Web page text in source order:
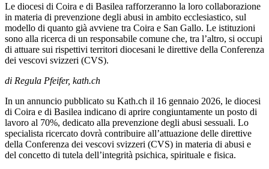
Le diocesi di Coira e di Basilea rafforzeranno la loro collaborazione
in materia di prevenzione degli abusi in ambito ecclesiastico, sul
modello di quanto già avviene tra Coira e San Gallo. Le istituzioni
sono alla ricerca di un responsabile comune che, tra l’altro, si occupi
di attuare sui rispettivi territori diocesani le direttive della Conferenza
dei vescovi svizzeri (CVS).
di Regula Pfeifer, kath.ch
In un annuncio pubblicato su Kath.ch il 16 gennaio 2026, le diocesi
di Coira e di Basilea indicano di aprire congiuntamente un posto di
lavoro al 70%, dedicato alla prevenzione degli abusi sessuali. Lo
specialista ricercato dovrà contribuire all’attuazione delle direttive
della Conferenza dei vescovi svizzeri (CVS) in materia di abusi e
del concetto di tutela dell’integrità psichica, spirituale e fisica.